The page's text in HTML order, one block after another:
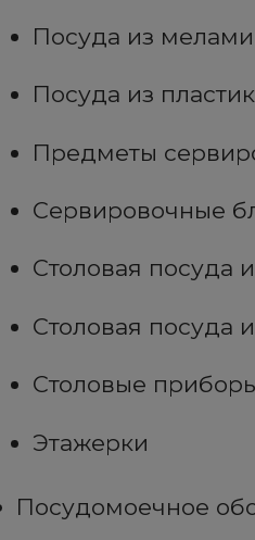
Посуда из
Посуда из
Предметы
Сервировочные
Столовая посуда
Столовая посуда
Столовые
Этажерки
Посудомоечное